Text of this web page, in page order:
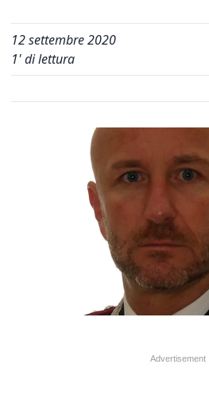
12 settembre 2020
1' di lettura